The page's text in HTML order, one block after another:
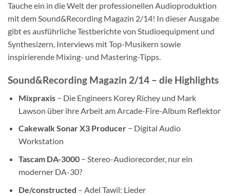
Tauche ein in die Welt der professionellen Audioproduktion
mit dem Sound&Recording Magazin 2/14! In dieser Ausgabe
gibt es ausführliche Testberichte von Studioequipment und
Synthesizern, Interviews mit Top-Musikern sowie
inspirierende Mixing- und Mastering-Tipps.
Sound&Recording Magazin 2/14 – die Highlights
Mixpraxis− Die Engineers Korey Richey und Mark
Lawson über ihre Arbeit am Arcade-Fire-Album Reflektor
Cakewalk Sonar X3 Producer− Digital Audio
Workstation
Tascam DA-3000− Stereo-Audiorecorder, nur ein
moderner DA-30?
De/constructed – Adel Tawil: Lieder